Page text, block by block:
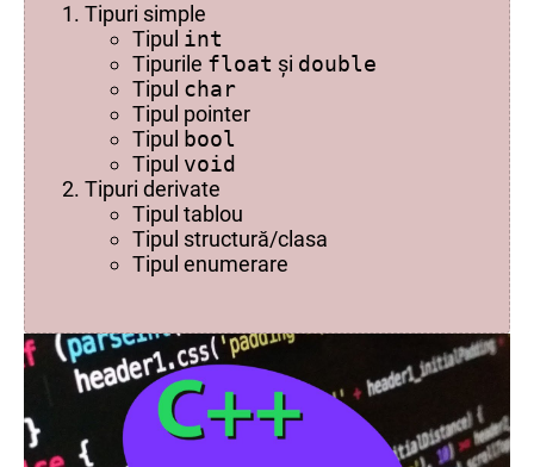
Tipuri simple
Tipul int
Tipurile float și double
Tipul char
Tipul pointer
Tipul bool
Tipul void
Tipuri derivate
Tipul tablou
Tipul structură/clasa
Tipul enumerare